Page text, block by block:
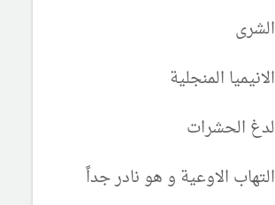
الشرى
الانيميا المنجلية
لدغ الحشرات
التهاب الاوعية و هو نادر جداً